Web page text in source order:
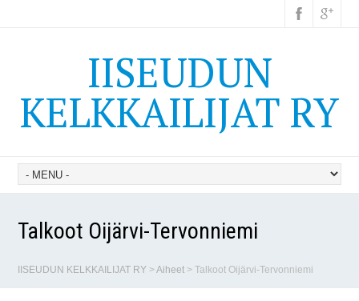
IISEUDUN
KELKKAILIJAT RY
Talkoot Oijärvi-Tervonniemi
IISEUDUN KELKKAILIJAT RY >Aiheet >Talkoot Oijärvi-Tervonniemi